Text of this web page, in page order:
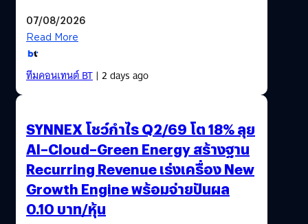
07/08/2026
Read More
ทีมคอนเทนต์ BT| 2 days ago
SYNNEX โชว์กำไร Q2/69 โต 18% ลุย
AI–Cloud–Green Energy สร้างฐาน
Recurring Revenue เร่งเครื่อง New
Growth Engine พร้อมจ่ายปันผล
0.10 บาท/หุ้น